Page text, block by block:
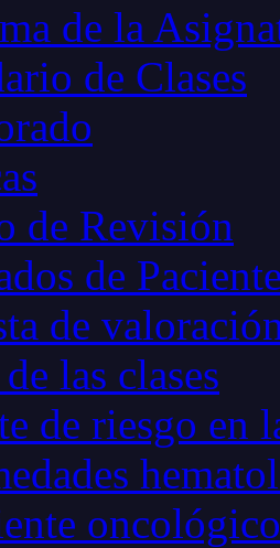
de la
de Clases
de Revisión
de
de
las clases
de riesgo en
oncológico